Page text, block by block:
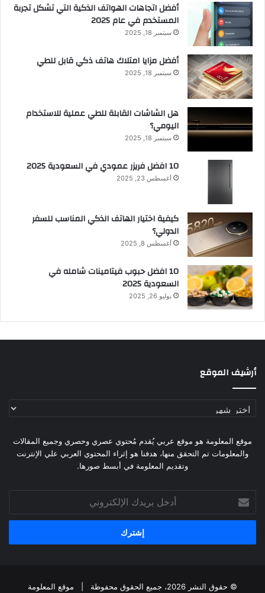
أفضل اتجاهات الهواتف الذكية التي تشكل تجربة
المستخدم في عام 2025
سبتمبر 18, 2025
أفضل مزايا امتلاك هاتف ذكي قابل للطي
سبتمبر 18, 2025
هل الشاشات القابلة للطي عملية للاستخدام
اليومي؟
سبتمبر 18, 2025
10 افضل فريزر عمودي​ في السعودية​ 2025
أغسطس 23, 2025
كيفية اختيار الهاتف الذكي المناسب للسفر
الدولي؟
أغسطس 8, 2025
10 افضل حبوب فيتامينات شامله​ في
السعودية 2025
يوليو 26, 2025
أرشيف الموقع
أرشيف
موقع المعلومة هو موقع عربي يُقدم مُحتوي عصري وحصري وجميع المقالات
والمعلومات تم التحقق منها، هدفنا هو إثراء المحتوي العربي علي الإنترنت
وتقديم المعلومة في أبسط صورها.
بريدك
الإلكتروني
© حقوق النشر 2026، جميع الحقوق محفوظة | موقع المعلومة